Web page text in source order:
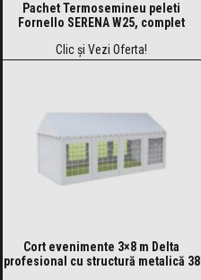
Pachet Termosemineu peleti
Fornello SERENA W25, complet
Clic și Vezi Oferta!
Cort evenimente 3×8 m Delta
profesional cu structură metalică 38